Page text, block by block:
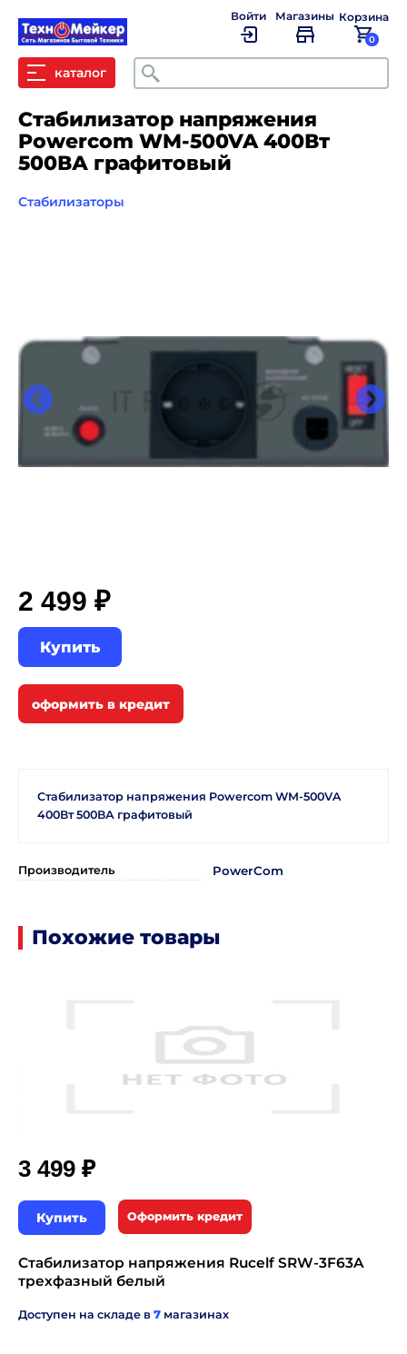
каталог Поиск
Войти Магазины Корзина
0
Стабилизатор напряжения
Powercom WM-500VA 400Вт
500ВА графитовый
Стабилизаторы
2 499 ₽
Купить
Стабилизатор напряжения Powercom WM-500VA
400Вт 500ВА графитовый
Производитель PowerCom
Похожие товары
3 499 ₽
Купить Оформить кредит
Стабилизатор напряжения Rucelf SRW-3F63A
трехфазный белый
Доступен на складе в 7 магазинах